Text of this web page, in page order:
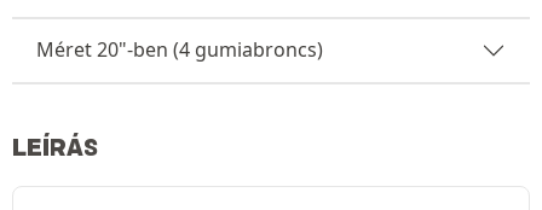
Méret 20"-ben (4 gumiabroncs)
LEÍRÁS